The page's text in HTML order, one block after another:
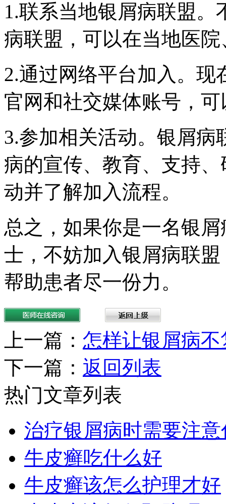
1.联系当地银屑病联盟
病联盟，可以在当地医
2.通过网络平台加入。
官网和社交媒体账号，
3.参加相关活动。银屑
病的宣传、教育、支持
动并了解加入流程。
总之，如果你是一名银
士，不妨加入银屑病联
帮助患者尽一份力。
上一篇： 怎样让银屑病不
下一篇： 返回列表
热门文章列表
治疗银屑病时需要注意
牛皮癣吃什么好
牛皮癣该怎么护理才好